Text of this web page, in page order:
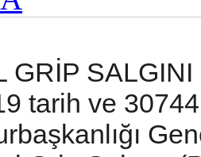
GRİP
tarih ve